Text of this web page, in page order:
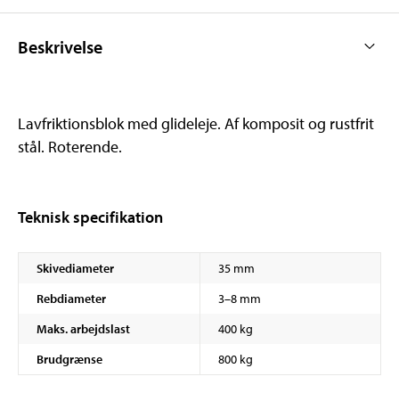
Beskrivelse
Lavfriktionsblok med glideleje. Af komposit og rustfrit
stål. Roterende.
Teknisk specifikation
Skivediameter
35 mm
Rebdiameter
3–8 mm
Maks. arbejdslast
400 kg
Brudgrænse
800 kg